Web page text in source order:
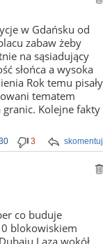
w Gdańsku od
zabaw żeby
na sąsiadujący
słońca a wysoka
Rok temu pisały
tematem
granic. Kolejne fakty
skomentuj
3
co buduje
blokowiskiem
wokół